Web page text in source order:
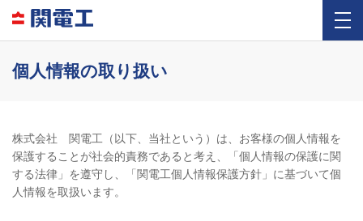
個人情報の取り扱い
株式会社 関電工（以下、当社という）は、お客様の個人情報を
保護することが社会的責務であると考え、「個人情報の保護に関
する法律」を遵守し、「関電工個人情報保護方針」に基づいて個
人情報を取扱います。